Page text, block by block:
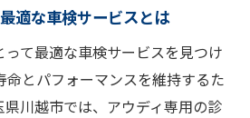
ビスアウディ・フォルクスワ
有者必見
した車検の特徴
ーゲンに必要な点検項目
適な車検サービスとは
て最適な車検サービスを見つけ
命とパフォーマンスを維持するた
川越市では、アウディ専用の診